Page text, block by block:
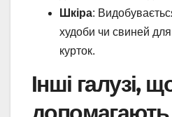
Шкіра:
худоби чи свиней для
курток.
Інші галузі,